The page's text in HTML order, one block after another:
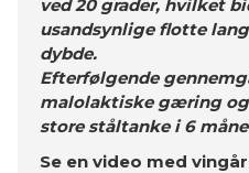
ved 20 grader, hvilket
usandsynlige flotte
dybde.
Efterfølgende
malolaktiske gæring og
store ståltanke i 6
Se en video med